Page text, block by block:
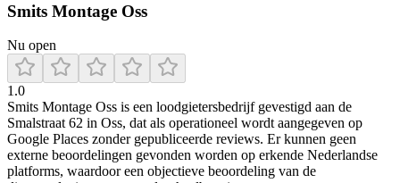
Smits Montage Oss
Nu open
1.0
Smits Montage Oss is een loodgietersbedrijf gevestigd aan de
Smalstraat 62 in Oss, dat als operationeel wordt aangegeven op
Google Places zonder gepubliceerde reviews. Er kunnen geen
externe beoordelingen gevonden worden op erkende Nederlandse
platforms, waardoor een objectieve beoordeling van de